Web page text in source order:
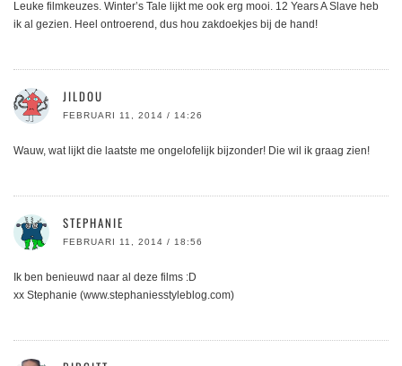
Leuke filmkeuzes. Winter’s Tale lijkt me ook erg mooi. 12 Years A Slave heb
ik al gezien. Heel ontroerend, dus hou zakdoekjes bij de hand!
JILDOU
FEBRUARI 11, 2014 / 14:26
Wauw, wat lijkt die laatste me ongelofelijk bijzonder! Die wil ik graag zien!
STEPHANIE
FEBRUARI 11, 2014 / 18:56
Ik ben benieuwd naar al deze films :D
xx Stephanie (www.stephaniesstyleblog.com)